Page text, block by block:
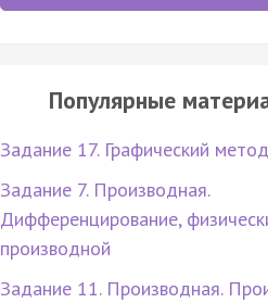
Популярные
Задание 17. Графический метод
Задание 7. Производная.
Дифференцирование,
производной
Задание 11. Производная.